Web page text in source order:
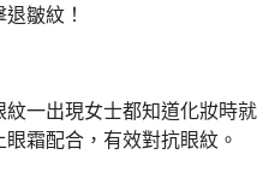
退皺紋！
一出現女士都知道化妝
霜配合，有效對抗眼紋。